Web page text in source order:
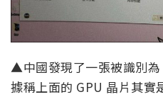
▲中國發現了一張被識別為
據稱上面的 GPU 晶片其